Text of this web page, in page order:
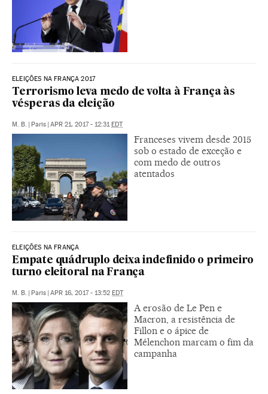
ELEIÇÕES NA FRANÇA 2017
Terrorismo leva medo de volta à França às
vésperas da eleição
M. B. | Paris | APR 21, 2017 - 12:31EDT
Franceses vivem desde 2015
sob o estado de exceção e
com medo de outros
atentados
ELEIÇÕES NA FRANÇA
Empate quádruplo deixa indefinido o primeiro
turno eleitoral na França
M. B. | Paris | APR 16, 2017 - 13:52 EDT
A erosão de Le Pen e
Macron, a resistência de
Fillon e o ápice de
Mélenchon marcam o fim da
campanha